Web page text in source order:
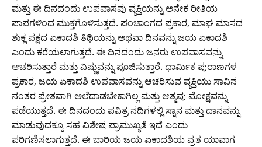
o
o
k
p
p
n
k
m
ಮತ್ತು ಈ ದಿನದಂದು ಉಪವಾಸವು ವ್ಯಕ್ತಿಯನ್ನು ಅನೇಕ ರೀತಿಯ
ಪಾಪಗಳಿಂದ ಮುಕ್ತಗೊಳಿಸುತ್ತದೆ. ಪಂಚಾಂಗದ ಪ್ರಕಾರ, ಮಾಘ ಮಾಸದ
ಶುಕ್ಲ ಪಕ್ಷದ ಏಕಾದಶಿ ತಿಥಿಯನ್ನು ಅಥವಾ ದಿನವನ್ನು ಜಯ ಏಕಾದಶಿ
ಎಂದು ಕರೆಯಲಾಗುತ್ತದೆ. ಈ ದಿನದಂದು ಜನರು ಉಪವಾಸವನ್ನು
ಆಚರಿಸುತ್ತಾರೆ ಮತ್ತು ವಿಷ್ಣುವನ್ನು ಪೂಜಿಸುತ್ತಾರೆ. ಧಾರ್ಮಿಕ ಪುರಾಣಗಳ
ಪ್ರಕಾರ, ಜಯ ಏಕಾದಶಿ ಉಪವಾಸವನ್ನು ಆಚರಿಸುವ ವ್ಯಕ್ತಿಯು ಸಾವಿನ
ನಂತರ ಪ್ರೇತವಾಗಿ ಅಲೆದಾಡಬೇಕಾಗಿಲ್ಲ ಮತ್ತು ಆತ್ಮವು ಮೋಕ್ಷವನ್ನು
ಪಡೆಯುತ್ತದೆ. ಈ ದಿನದಂದು ಪವಿತ್ರ ನದಿಗಳಲ್ಲಿ ಸ್ನಾನ ಮತ್ತು ದಾನವನ್ನು
ಮಾಡುವುದಕ್ಕೂ ಸಹ ವಿಶೇಷ ಪ್ರಾಮುಖ್ಯತೆ ಇದೆ ಎಂದು
ಪರಿಗಣಿಸಲಾಗುತ್ತದೆ. ಈ ಬಾರಿಯ ಜಯ ಏಕಾದಶಿಯ ವ್ರತ ಯಾವಾಗ